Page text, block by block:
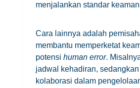
menjalankan standar
Cara lainnya adalah
membantu memperketat
potensi human error.
jadwal kehadiran,
kolaborasi dalam